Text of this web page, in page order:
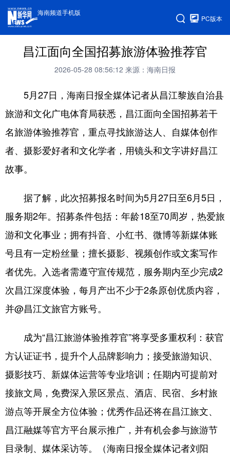
海南频道手机版
PC版本
昌江面向全国招募旅游体验推荐官
2026-05-28 08:56:12 来源：海南日报
5月27日，海南日报全媒体记者从昌江黎族自治县
旅游和文化广电体育局获悉，昌江面向全国招募若干
名旅游体验推荐官，重点寻找旅游达人、自媒体创作
者、摄影爱好者和文化学者，用镜头和文字讲好昌江
故事。
据了解，此次招募报名时间为5月27日至6月5日，
服务期2年。招募条件包括：年龄18至70周岁，热爱旅
游和文化事业；拥有抖音、小红书、微博等新媒体账
号且有一定粉丝量；擅长摄影、视频创作或文案写作
者优先。入选者需遵守宣传规范，服务期内至少完成2
次昌江深度体验，每月产出不少于2条原创优质内容，
并@昌江文旅官方账号。
成为“昌江旅游体验推荐官”将享受多重权利：获官
方认证证书，提升个人品牌影响力；接受旅游知识、
摄影技巧、新媒体运营等专业培训；任期内可提前对
接旅文局，免费深入景区景点、酒店、民宿、乡村旅
游点等开展全方位体验；优秀作品还将在昌江旅文、
昌江融媒等官方平台展示推广，并有机会参与旅游节
目录制、媒体采访等。（海南日报全媒体记者刘阳